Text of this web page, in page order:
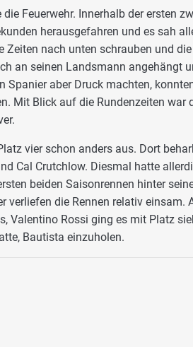
Feuerwehr. Innerhalb der ersten
herausgefahren und es sah
Zeiten nach unten schrauben und
an seinen Landsmann angehängt
Spanier aber Druck machten,
Mit Blick auf die Rundenzeiten war
vier schon anders aus. Dort
Cal Crutchlow. Diesmal hatte
beiden Saisonrennen hinter
verliefen die Rennen relativ einsam.
Valentino Rossi ging es mit Platz
Bautista einzuholen.